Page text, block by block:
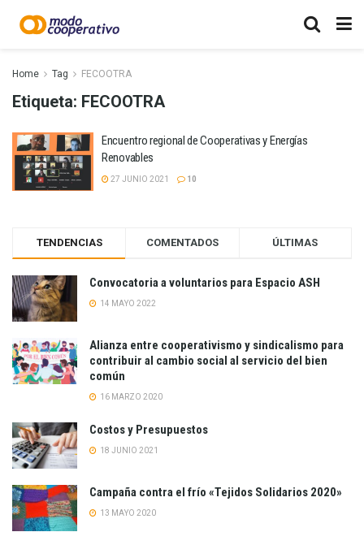
Home Tag FECOOTRA
Etiqueta: FECOOTRA
Encuentro regional de Cooperativas y Energías
Renovables
27 JUNIO 2021 10
TENDENCIAS COMENTADOS ÚLTIMAS
Convocatoria a voluntarios para Espacio ASH
14 MAYO 2022
Alianza entre cooperativismo y sindicalismo para
contribuir al cambio social al servicio del bien
común
16 MARZO 2020
Costos y Presupuestos
18 JUNIO 2021
Campaña contra el frío «Tejidos Solidarios 2020»
13 MAYO 2020